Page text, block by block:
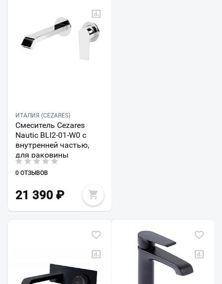
ИТАЛИЯ (CEZARES)
Смеситель Cezares
Nautic BLI2-01-W0 с
внутренней частью,
для раковины
0 ОТЗЫВОВ
21 390 ₽